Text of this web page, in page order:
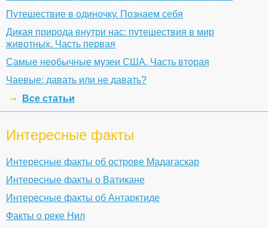
Путешествие в одиночку. Познаем себя
Дикая природа внутри нас: путешествия в мир
животных. Часть первая
Самые необычные музеи США. Часть вторая
Чаевые: давать или не давать?
Все статьи
Интересные факты
Интересные факты об острове Мадагаскар
Интересные факты о Ватикане
Интересные факты об Антарктиде
Факты о реке Нил